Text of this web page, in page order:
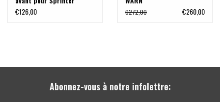
Fixations
906/907 en combinaison
€126,00 €272,00 €260,00
Abonnez-vous à notre infolettre: